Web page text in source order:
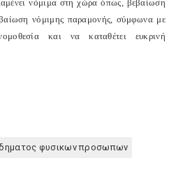
νόμιμα στη χώρα όπως, βεβαίωση
νόμιμης παραμονής, σύμφωνα με
και να καταθέτει ευκρινή
φυσικων προσωπων